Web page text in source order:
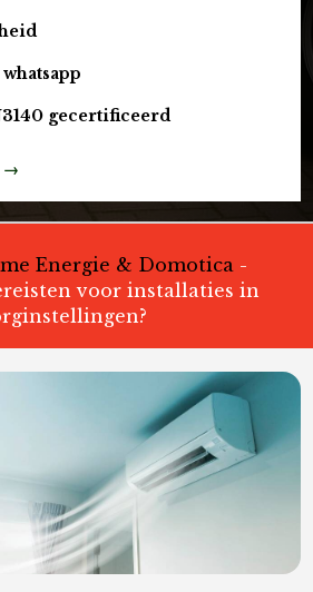
gecertificeerd
→
Energie & Domotica -
voor installaties in